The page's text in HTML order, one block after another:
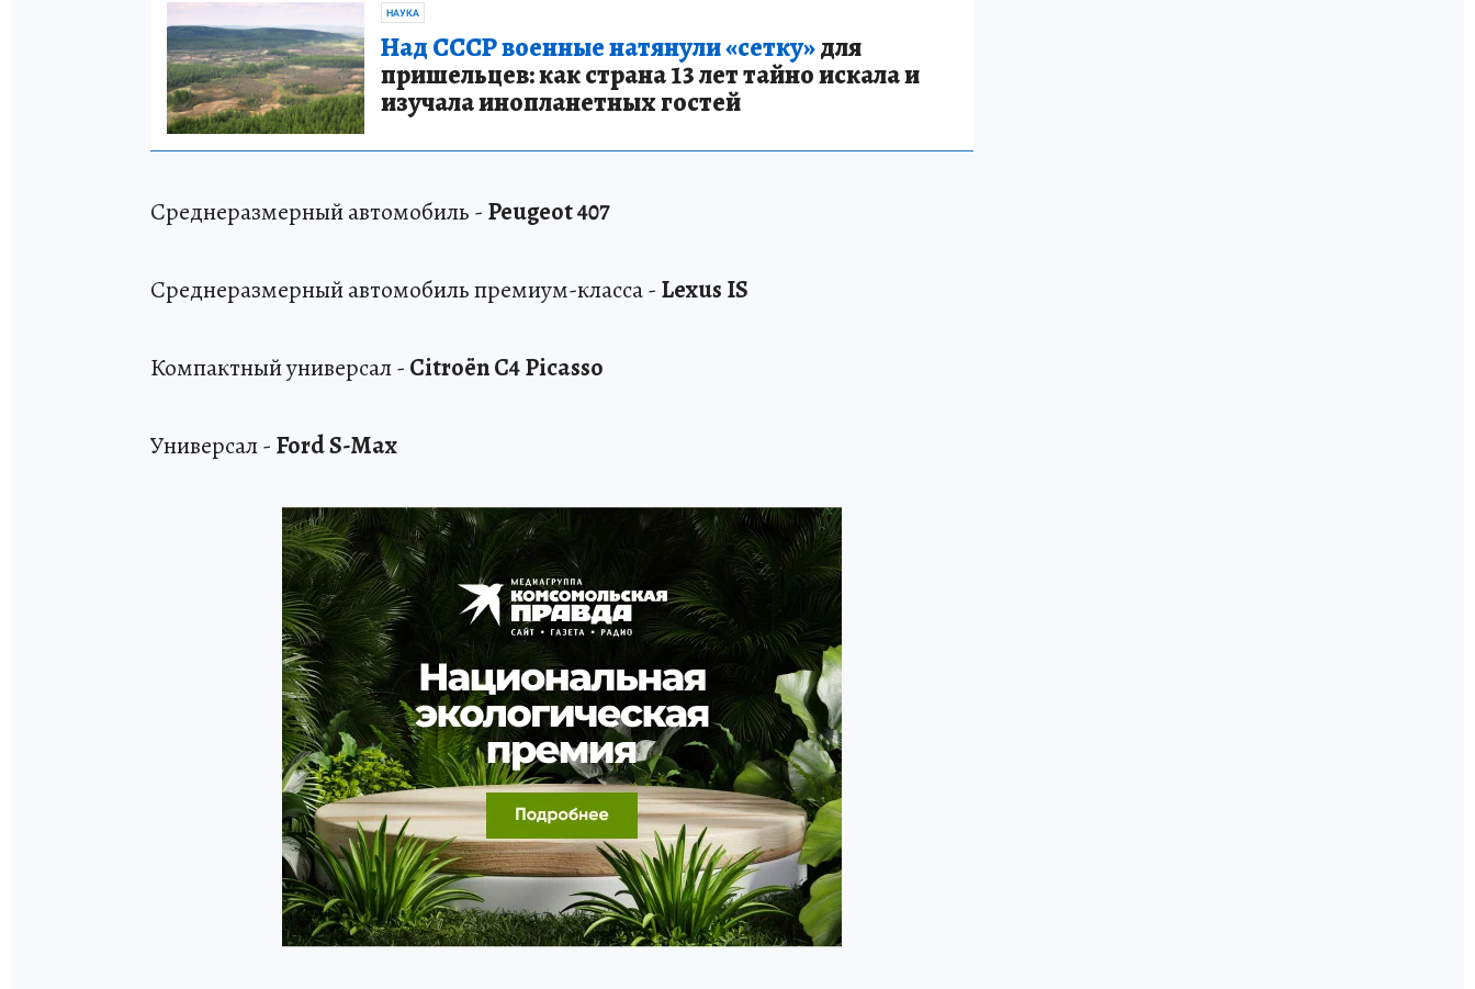
НАУКА
Над СССР военные натянули «сетку»для
пришельцев: как страна 13 лет тайно искала и
изучала инопланетных гостей
Среднеразмерный автомобиль - Peugeot 407
Среднеразмерный автомобиль премиум-класса - Lexus IS
Компактный универсал - Citroёn C4 Picasso
Универсал - Ford S-Max